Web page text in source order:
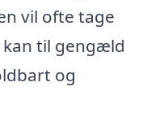
vil ofte tage
kan til gengæld
og